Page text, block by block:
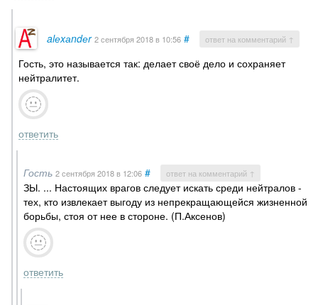
alеxаndеr 2 сентября 2018в 10:56 # ответ на комментарий ↑
Гость, это называется так: делает своё дело и сохраняет
нейтралитет.
ответить
Гость 2 сентября 2018в 12:06 # ответ на комментарий ↑
ЗЫ. ... Настоящих врагов следует искать среди нейтралов -
тех, кто извлекает выгоду из непрекращающейся жизненной
борьбы, стоя от нее в стороне. (П.Аксенов)
ответить